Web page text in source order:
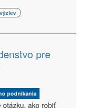
pre
podnikania
otázku, ako robiť